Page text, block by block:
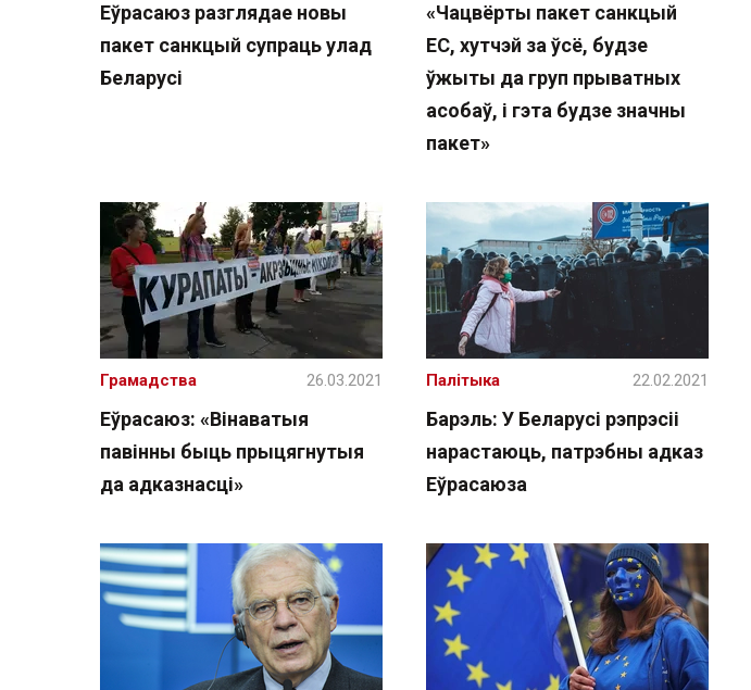
Еўрасаюз разглядае новы
пакет санкцый супраць улад
Беларусі
«Чацвёрты пакет санкцый
ЕС, хутчэй за ўсё, будзе
ўжыты да груп прыватных
асобаў, і гэта будзе значны
пакет»
Еўрасаюз: «Вінаватыя
павінны быць прыцягнутыя
да адказнасці»
Грамадства 26.03.2021
Барэль: У Беларусі рэпрэсіі
нарастаюць, патрэбны адказ
Еўрасаюза
Палітыка 22.02.2021